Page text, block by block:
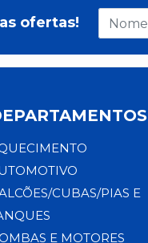
ofertas!
CUBAS/PIAS E
E MOTORES